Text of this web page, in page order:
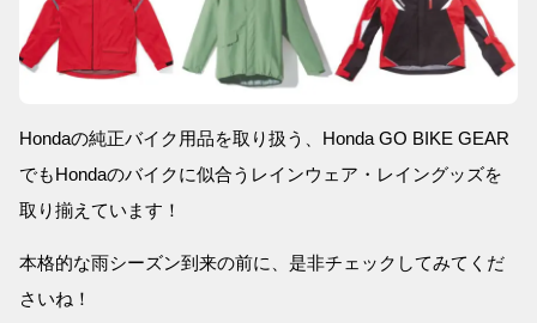
Hondaの純正バイク用品を取り扱う、Honda GO BIKE GEAR
でもHondaのバイクに似合うレインウェア・レイングッズを
取り揃えています！
本格的な雨シーズン到来の前に、是非チェックしてみてくだ
さいね！